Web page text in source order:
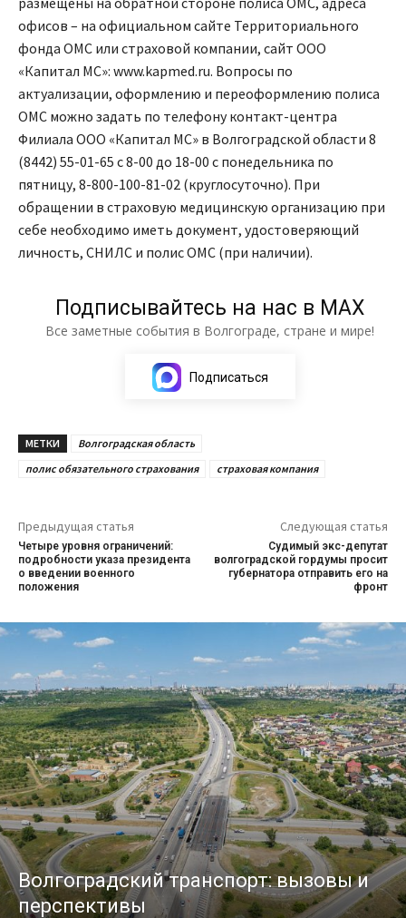
офисов – на официальном сайте Территориального
фонда ОМС или страховой компании, сайт ООО
«Капитал МС»: www.kapmed.ru. Вопросы по
актуализации, оформлению и переоформлению полиса
ОМС можно задать по телефону контакт-центра
Филиала ООО «Капитал МС» в Волгоградской области 8
(8442) 55-01-65 с 8-00 до 18-00 с понедельника по
пятницу, 8-800-100-81-02 (круглосуточно). При
обращении в страховую медицинскую организацию при
себе необходимо иметь документ, удостоверяющий
личность, СНИЛС и полис ОМС (при наличии).
Подписывайтесь на нас в МАХ
Все заметные события в Волгограде, стране и мире!
Подписаться
МЕТКИ
Волгоградская область
полис обязательного страхования
страховая компания
Предыдущая статья
Четыре уровня ограничений:
подробности указа президента
о введении военного
положения
Следующая статья
Судимый экс-депутат
волгоградской гордумы просит
губернатора отправить его на
фронт
Волгоградский транспорт: вызовы и
перспективы